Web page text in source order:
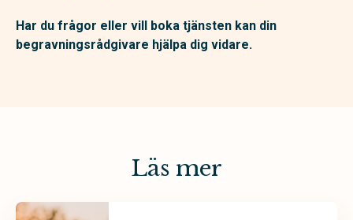
Har du frågor eller vill boka tjänsten kan din
begravningsrådgivare hjälpa dig vidare.
Läs mer